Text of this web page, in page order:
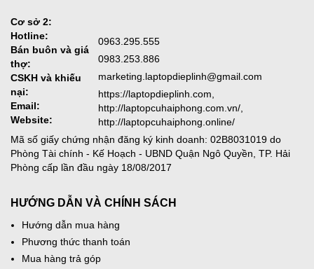
Cơ sở 2:
Hotline:
Bán buôn và giá
thợ:
0963.295.555
CSKH và khiếu
nại:
0983.253.886
Email:
marketing.laptopdieplinh@gmail.com
Website:
https://laptopdieplinh.com,
http://laptopcuhaiphong.com.vn/,
http://laptopcuhaiphong.online/
Mã số giấy chứng nhận đăng ký kinh doanh: 02B8031019 do
Phòng Tài chính - Kế Hoạch - UBND Quận Ngô Quyền, TP. Hải
Phòng cấp lần đầu ngày 18/08/2017
HƯỚNG DẪN VÀ CHÍNH SÁCH
Hướng dẫn mua hàng
Phương thức thanh toán
Mua hàng trả góp